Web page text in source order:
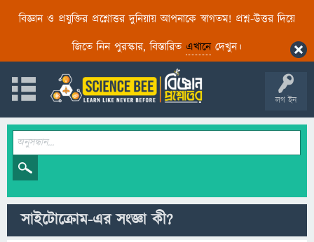
বিজ্ঞান ও প্রযুক্তির প্রশ্নোত্তর দুনিয়ায় আপনাকে স্বাগতম! প্রশ্ন-উত্তর দিয়ে
জিতে নিন পুরস্কার, বিস্তারিত এখানেদেখুন।
লগ ইন
সাইটোক্রোম-এর সংজ্ঞা কী?